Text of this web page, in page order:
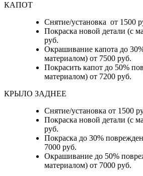
КАПОТ
Снятие/установка от 1500
Покраска новой детали (с
руб.
Окрашивание капота до
материалом) от 7500 руб.
Покрасить капот до 50%
материалом) от 7200 руб.
КРЫЛО ЗАДНЕЕ
Снятие/установка от 1500
Покраска новой детали (с
руб.
Покраска до 30%
7000 руб.
Окрашивание до 50%
материалом) от 7000 руб.